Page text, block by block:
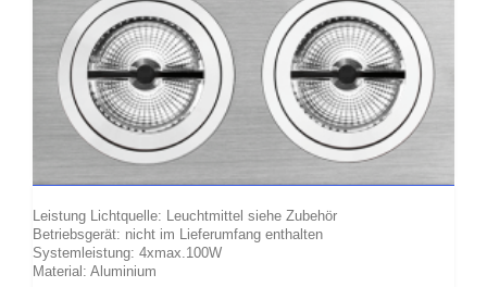
Leistung Lichtquelle: Leuchtmittel siehe Zubehör
Betriebsgerät: nicht im Lieferumfang enthalten
Systemleistung: 4xmax.100W
Material: Aluminium